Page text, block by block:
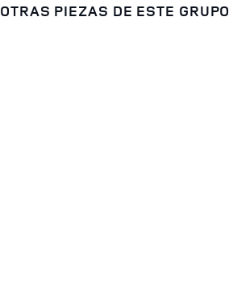
OTRAS PIEZAS DE ESTE GRUPO